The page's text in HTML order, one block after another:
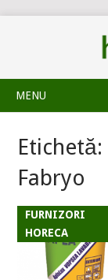
MENU
Etichetă:
Fabryo
FURNIZORI
HORECA